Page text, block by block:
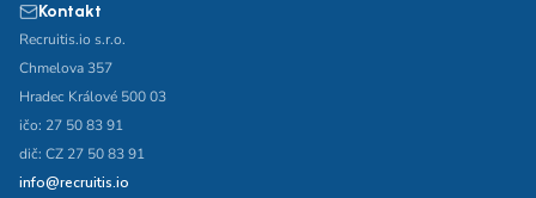
Kontakt
Recruitis.io s.r.o.
Chmelova 357
Hradec Králové 500 03
ičo: 27 50 83 91
dič: CZ 27 50 83 91
info@recruitis.io